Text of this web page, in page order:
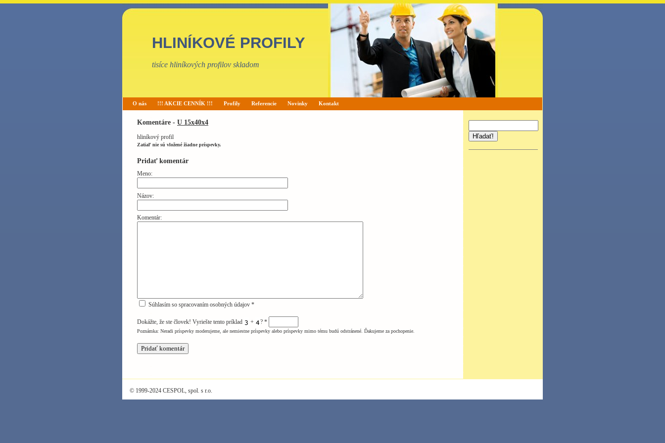
HLINÍKOVÉ PROFILY
tisíce hliníkových profilov skladom
O nás !!! AKCIE CENNÍK !!! Profily Referencie Novinky Kontakt
Komentáre - U 15x40x4
hliníkový profil
Zatiaľ nie sú vložené žiadne príspevky.
Pridať komentár
Meno:
Názov:
Komentár:
Súhlasím so spracovaním osobných údajov *
Dokážte, že ste človek! Vyriešte tento príklad + ? *
Poznámka: Neradi príspevky moderujeme, ale nemiestne príspevky alebo príspevky mimo tému budú odstránené. Ďakujeme za pochopenie.
Hľadať!
© 1999-2024 CESPOL, spol. s r.o.